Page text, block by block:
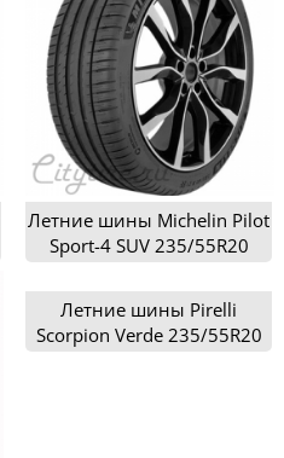
Летние шины Michelin Pilot
Sport-4 SUV 235/55R20
Летние шины Pirelli
Scorpion Verde 235/55R20